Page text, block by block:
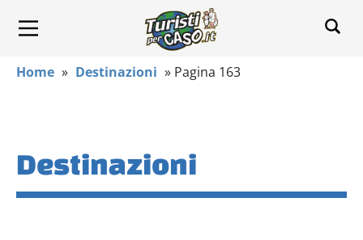
Home » Destinazioni » Pagina 163
Destinazioni